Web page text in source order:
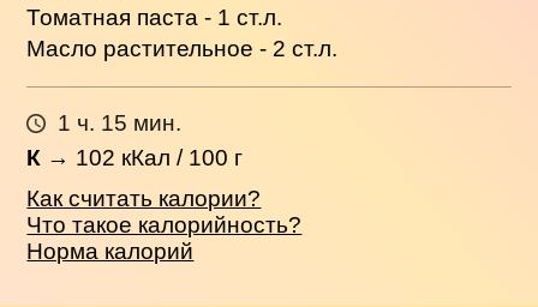
Томатная паста - 1 ст.л.
Масло растительное - 2 ст.л.
1 ч. 15 мин.
К → 102 кКал / 100 г
Как считать калории?
Что такое калорийность?
Норма калорий